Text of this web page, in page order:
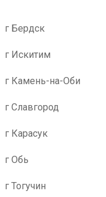
г Бердск
г Искитим
г Камень-на-Оби
г Славгород
г Карасук
г Обь
г Тогучин